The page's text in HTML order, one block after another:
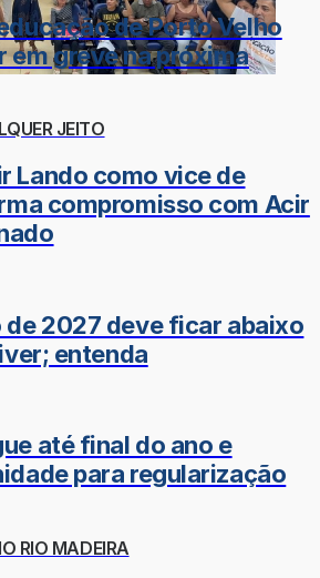
de Porto Velho
em greve na próxima
JEITO
Lando como vice de
compromisso com Acir
de 2027 deve ficar abaixo
entenda
até final do ano e
para regularização
RIO MADEIRA